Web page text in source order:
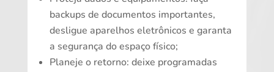
backups de documentos importantes,
desligue aparelhos eletrônicos e garanta
a segurança do espaço físico;
Planeje o retorno: deixe programadas